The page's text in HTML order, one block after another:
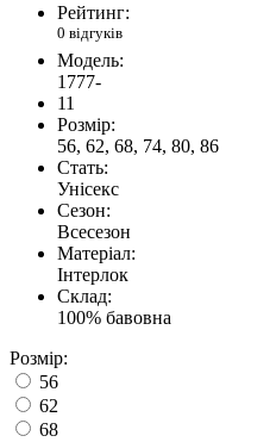
Рейтинг:
0 відгуків
Модель:
1777-
11
Розмір:
56, 62, 68, 74, 80, 86
Стать:
Унісекс
Сезон:
Всесезон
Матеріал:
Інтерлок
Склад:
100% бавовна
Розмір:
56
62
68